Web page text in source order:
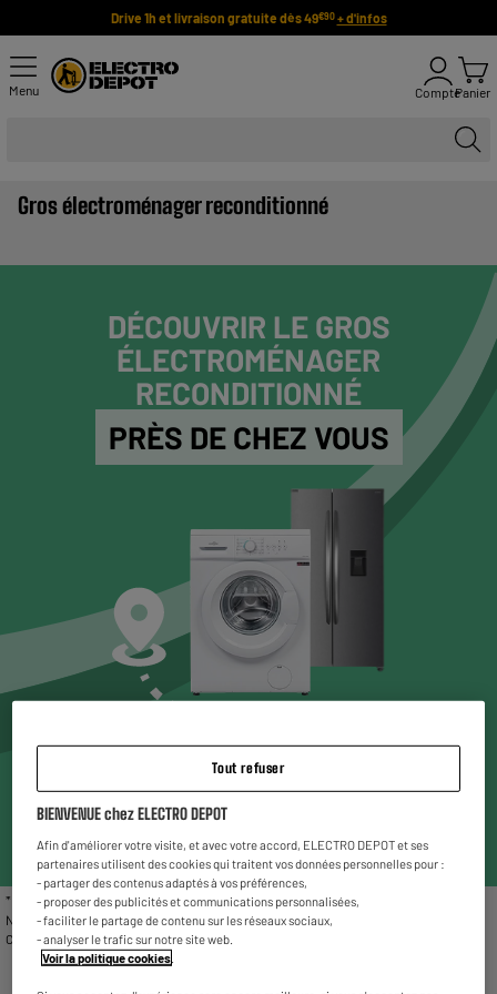
Drive 1h et livraison gratuite dès 49€90 + d'infos
Menu ComptePanier
Gros électroménager reconditionné
DÉCOUVRIR LE GROS
ÉLECTROMÉNAGER
RECONDITIONNÉ
PRÈS DE CHEZ VOUS
Choisissez un magasin* pour voir les produits
disponibles
Entrez votre code postal ou ville
* Liste des magasins proposant le gros électroménager reconditionné : Chambéry,
Nîmes, Vitrolles, Fleury Mérogis, Villetaneuse, Valenciennes, Reims La Neuvillette,
Charleville-Mézières et Rivesaltes.
Tout refuser
BIENVENUE chez ELECTRO DEPOT
Afin d'améliorer votre visite, et avec votre accord, ELECTRO DEPOT et ses
partenaires utilisent des cookies qui traitent vos données personnelles pour :
- partager des contenus adaptés à vos préférences,
- proposer des publicités et communications personnalisées,
- faciliter le partage de contenu sur les réseaux sociaux,
- analyser le trafic sur notre site web.
Voir la politique cookies